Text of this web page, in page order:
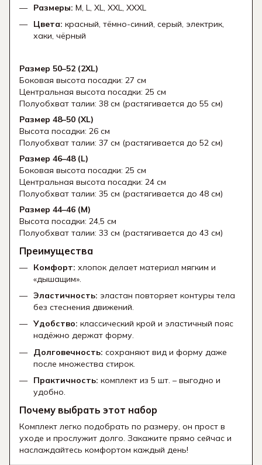
Размеры: M, L, XL, XXL, XXXL
Цвета: красный, тёмно-синий, серый, электрик,
хаки, чёрный
Размер 50–52 (2XL)
Боковая высота посадки: 27 см
Центральная высота посадки: 25 см
Полуобхват талии: 38 см (растягивается до 55 см)
Размер 48–50 (XL)
Высота посадки: 26 см
Полуобхват талии: 37 см (растягивается до 52 см)
Размер 46–48 (L)
Боковая высота посадки: 25 см
Центральная высота посадки: 24 см
Полуобхват талии: 35 см (растягивается до 48 см)
Размер 44–46 (M)
Высота посадки: 24,5 см
Полуобхват талии: 33 см (растягивается до 43 см)
Преимущества
Комфорт: хлопок делает материал мягким и
«дышащим».
Эластичность: эластан повторяет контуры тела
без стеснения движений.
Удобство: классический крой и эластичный пояс
надёжно держат форму.
Долговечность: сохраняют вид и форму даже
после множества стирок.
Практичность: комплект из 5 шт. – выгодно и
удобно.
Почему выбрать этот набор
Комплект легко подобрать по размеру, он прост в
уходе и прослужит долго. Закажите прямо сейчас и
наслаждайтесь комфортом каждый день!